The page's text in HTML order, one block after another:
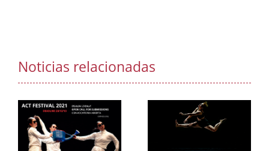
Noticias relacionadas